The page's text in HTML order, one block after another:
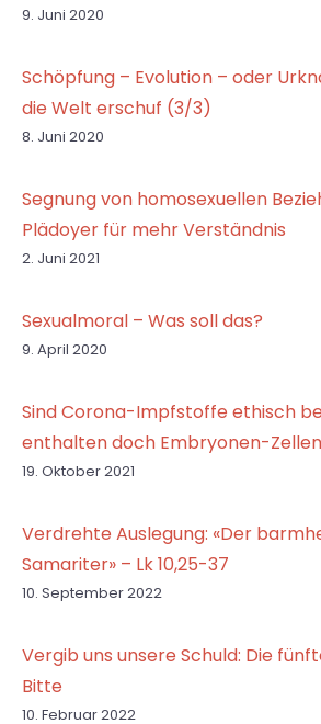
9. Juni 2020
Schöpfung – Evolution – oder
die Welt erschuf (3/3)
8. Juni 2020
Segnung von homosexuellen
Plädoyer für mehr Verständnis
2. Juni 2021
Sexualmoral – Was soll das?
9. April 2020
Sind Corona-Impfstoffe ethisch
enthalten doch Embryonen-
19. Oktober 2021
Verdrehte Auslegung: «Der
Samariter» – Lk 10,25-37
10. September 2022
Vergib uns unsere Schuld: Die
Bitte
10. Februar 2022